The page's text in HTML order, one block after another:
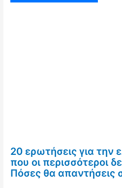
20 ερωτήσεις για την
που οι περισσότεροι
Πόσες θα απαντήσεις